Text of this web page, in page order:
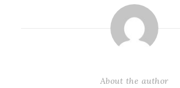
About the author